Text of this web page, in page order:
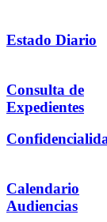
Estado Diario
Consulta de
Expedientes
Calendario
Audiencias